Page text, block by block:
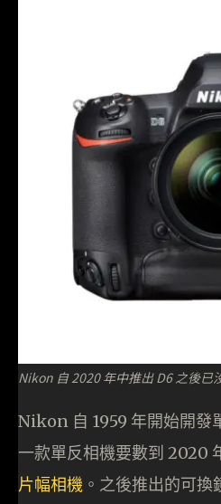
Nikon 自 2020 年中推出 D6 之後已
Nikon 自 1959 年開始開發
一款單反相機要數到 2020
片幅相機 。之後推出的可